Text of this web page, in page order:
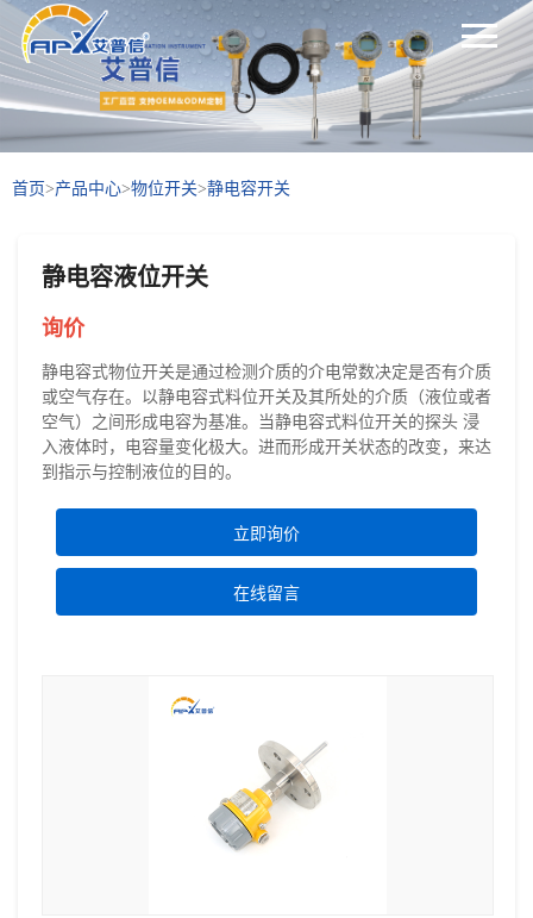
首页>产品中心>物位开关>静电容开关
静电容液位开关
询价
静电容式物位开关是通过检测介质的介电常数决定是否有介质
或空气存在。以静电容式料位开关及其所处的介质（液位或者
空气）之间形成电容为基准。当静电容式料位开关的探头 浸
入液体时，电容量变化极大。进而形成开关状态的改变，来达
到指示与控制液位的目的。
立即询价
在线留言